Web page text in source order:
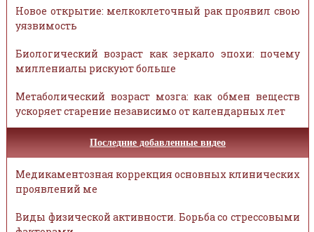
Новое открытие: мелкоклеточный рак проявил свою
уязвимость
Биологический возраст как зеркало эпохи: почему
миллениалы рискуют больше
Метаболический возраст мозга: как обмен веществ
ускоряет старение независимо от календарных лет
Последние добавленные видео
Медикаментозная коррекция основных клинических
проявлений ме
Виды физической активности. Борьба со стрессовыми